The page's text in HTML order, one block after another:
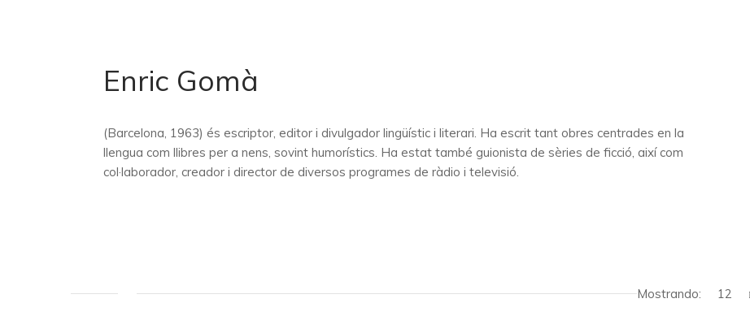
Enric Gomà
(Barcelona, 1963) és escriptor, editor i divulgador lingüístic i literari. Ha escrit tant obres centrades en la
llengua com llibres per a nens, sovint humorístics. Ha estat també guionista de sèries de ficció, així com
col·laborador, creador i director de diversos programes de ràdio i televisió.
Mostrando: 12